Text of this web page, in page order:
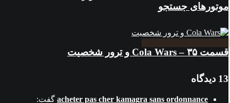
موتورهای جستجو
قسمت ۳۵ – Cola Wars و ترور شخصیت
13 دیدگاه
acheter pas cher kamagra sans ordonnance گفت: